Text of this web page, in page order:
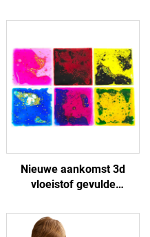
Nieuwe aankomst 3d
vloeistof gevulde
voorschoolse educatieve
TPU tastbaar sensorisch